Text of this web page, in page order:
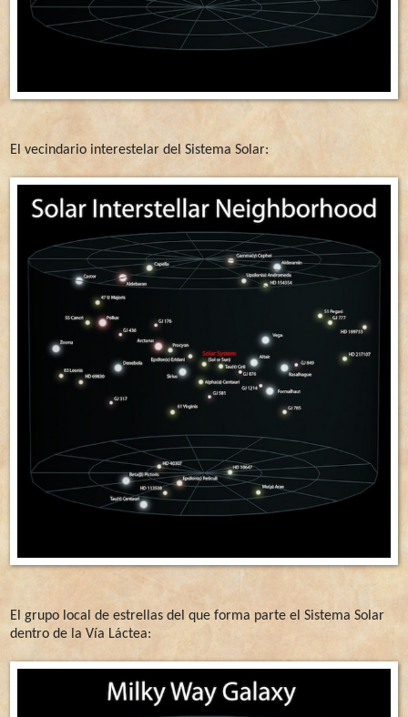
El vecindario interestelar del Sistema Solar:
El grupo local de estrellas del que forma parte el Sistema Solar
dentro de la Vía Láctea: